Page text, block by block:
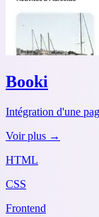
Booki
Intégration d'une
Voir plus →
HTML
CSS
Frontend